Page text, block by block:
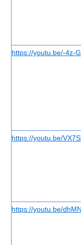
https://youtu.be/-4z-
https://youtu.be/
https://youtu.be/